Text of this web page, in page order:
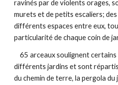
ravinés par de violents orages,
murets et de petits escaliers;
différents espaces entre eux,
particularité de chaque coin de
    65 arceaux soulignent certains chemins ou l’entrée des
différents jardins et sont
du chemin de terre, la pergola du